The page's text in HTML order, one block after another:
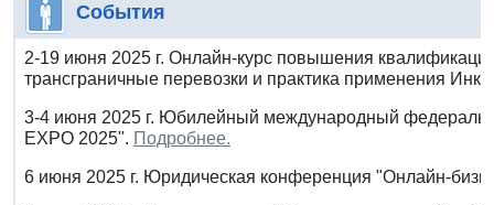
События
2-19 июня 2025 г. Онлайн-курс повышения
трансграничные перевозки и практика применения
3-4 июня 2025 г. Юбилейный международный
EXPO 2025". Подробнее.
6 июня 2025 г. Юридическая конференция "Онлайн-